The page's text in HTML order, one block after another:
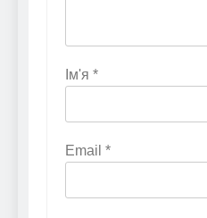
Ім'я *
Email *